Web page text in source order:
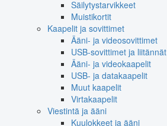
Säilytystarvikkeet
Muistikortit
Kaapelit ja sovittimet
Ääni- ja videosovittimet
USB-sovittimet ja liitännät
Ääni- ja videokaapelit
USB- ja datakaapelit
Muut kaapelit
Virtakaapelit
Viestintä ja ääni
Kuulokkeet ja ääni